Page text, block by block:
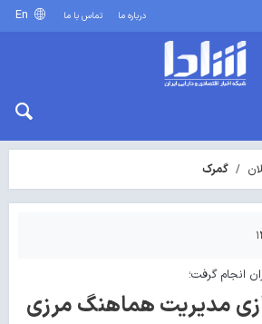
درباره ما تماس با ما
گمرک
انجام گرفت؛
مدیریت هماهنگ مرزی